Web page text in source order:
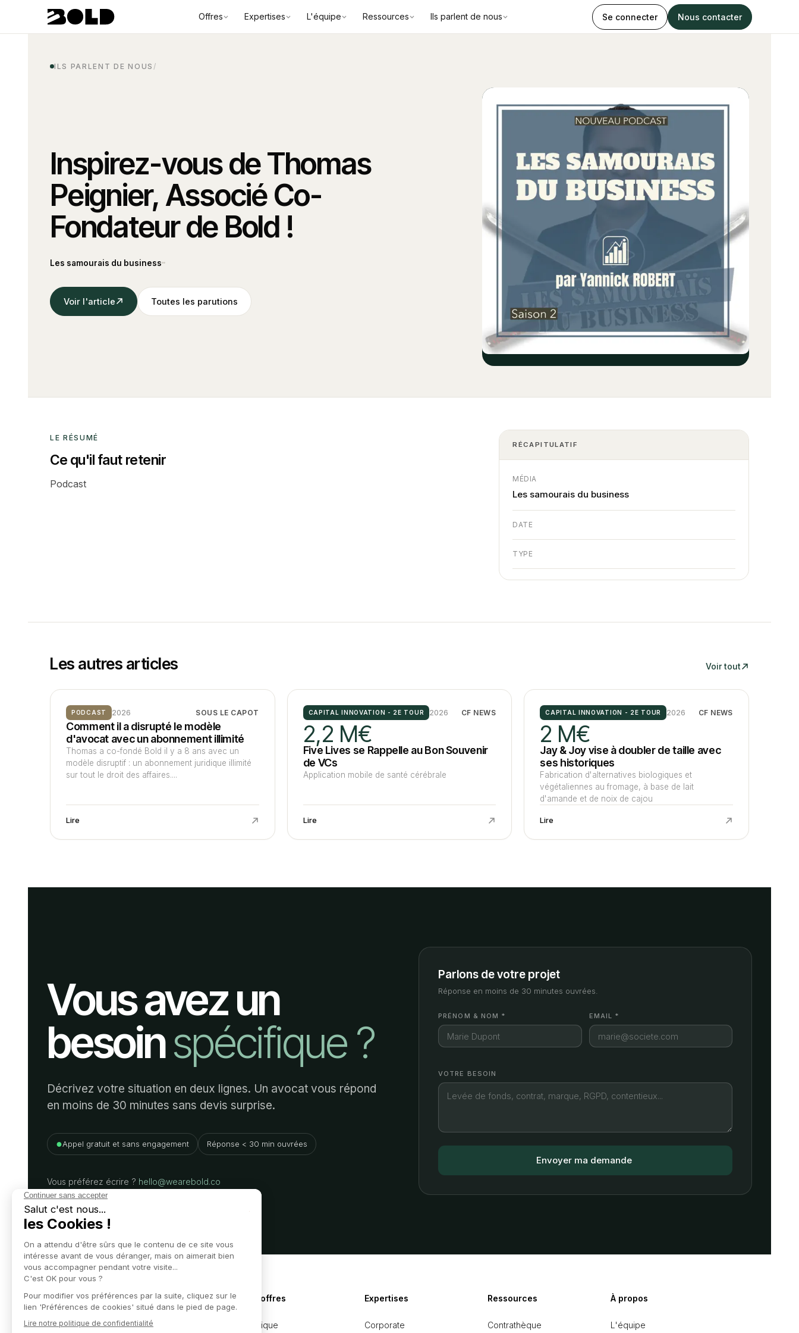
Offres Expertises L'équipe Ressources Ils parlent de nous Se connecter Nous contacter
ILS PARLENT DE NOUS /
Inspirez-vous de Thomas
Peignier, Associé Co-
Fondateur de Bold !
Les samourais du business
Voir l'article Toutes les parutions
LE RÉSUMÉ
Ce qu'il faut retenir
Podcast
RÉCAPITULATIF
MÉDIA
Les samourais du business
DATE
TYPE
Les autres articles Voir tout
PODCAST 2026 SOUS LE CAPOT
Comment il a disrupté le modèle
d'avocat avec un abonnement illimité
Thomas a co-fondé Bold il y a 8 ans avec un
modèle disruptif : un abonnement juridique illimité
sur tout le droit des affaires....
Lire
CAPITAL INNOVATION - 2E TOUR 2026 CF NEWS
2,2 M€
Five Lives se Rappelle au Bon Souvenir
de VCs
Application mobile de santé cérébrale
Lire
CAPITAL INNOVATION - 2E TOUR 2026 CF NEWS
2 M€
Jay & Joy vise à doubler de taille avec
ses historiques
Fabrication d'alternatives biologiques et
végétaliennes au fromage, à base de lait
d'amande et de noix de cajou
Lire
Vous avez un
besoinspécifique ?
Décrivez votre situation en deux lignes. Un avocat vous répond
en moins de 30 minutes sans devis surprise.
●Appel gratuit et sans engagement Réponse < 30 min ouvrées
Vous préférez écrire ? hello@wearebold.co
Parlons de votre projet
Réponse en moins de 30 minutes ouvrées.
PRÉNOM & NOM * EMAIL *
VOTRE BESOIN
L'expertise d'un grand cabinet,
Nos offres
Juridique
Expertises
Corporate
Ressources
Contrathèque
À propos
L'équipe